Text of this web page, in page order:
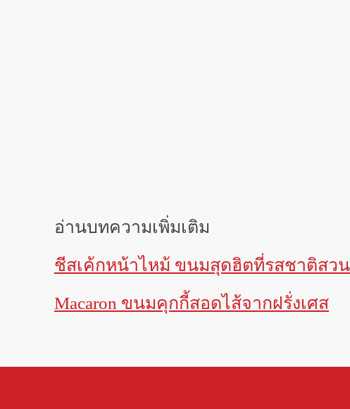
อ่านบทความเพิ่มเติม
ชีสเค้กหน้าไหม้ ขนมสุดฮิตที่รสชาติสว
Macaron ขนมคุกกี้สอดไส้จากฝรั่งเศส